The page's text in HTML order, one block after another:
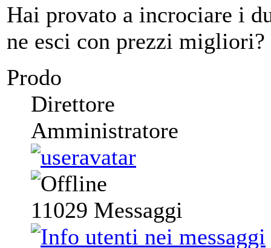
Hai provato a incrociare i
ne esci con prezzi migliori?
Prodo
Direttore
Amministratore
11029 Messaggi